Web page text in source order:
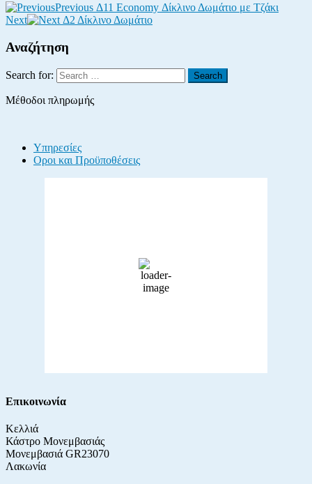
Previous Δ11 Economy Δίκλινο Δωμάτιο με Τζάκι
Next
Δ2 Δίκλινο Δωμάτιο
Αναζήτηση
Search for: Search
Μέθοδοι πληρωμής
Υπηρεσίες
Οροι και Προϋποθέσεις
31
αυξημένες νεφώσεις
Επικοινωνία
Κελλιά
Κάστρο Μονεμβασιάς
Μονεμβασιά GR23070
Λακωνία